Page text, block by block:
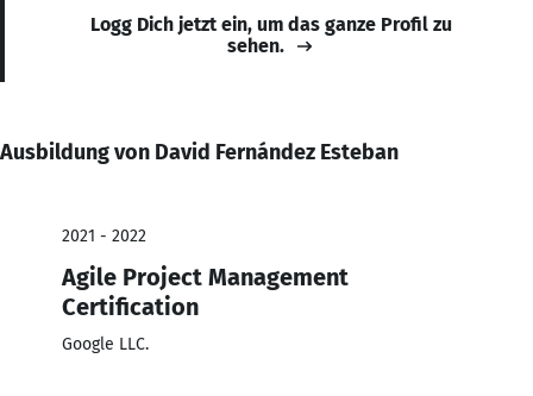
Logg Dich jetzt ein, um das ganze Profil zu
sehen.
Ausbildung von David Fernández Esteban
2021 - 2022
Agile Project Management
Certification
Google LLC.